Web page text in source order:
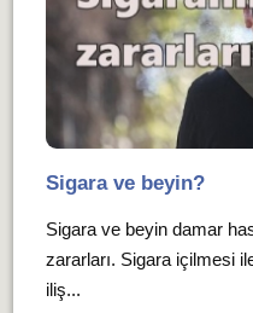
Sigara ve beyin?
Sigara ve beyin damar
zararları. Sigara içilmesi
iliş...